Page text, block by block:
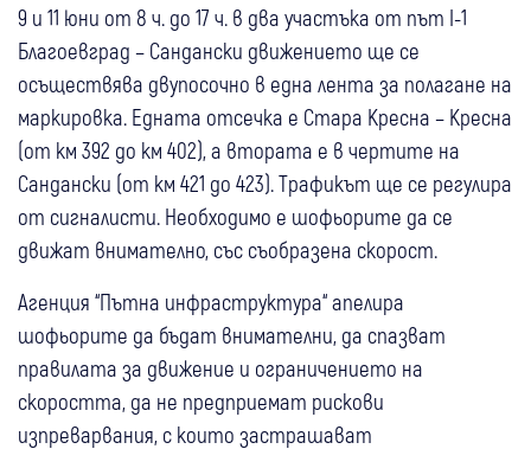
9 и 11 юни от 8 ч. до 17 ч. в два участъка от път I-1
Благоевград – Сандански движението ще се
осъществява двупосочно в една лента за полагане на
маркировка. Едната отсечка е Стара Кресна – Кресна
(от км 392 до км 402), а втората е в чертите на
Сандански (от км 421 до 423). Трафикът ще се регулира
от сигналисти. Необходимо е шофьорите да се
движат внимателно, със съобразена скорост.
Агенция “Пътна инфраструктура“ апелира
шофьорите да бъдат внимателни, да спазват
правилата за движение и ограничението на
скоростта, да не предприемат рискови
изпреварвания, с които застрашават